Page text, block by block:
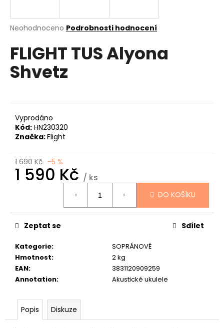
Průměrné
produktu
je
0,0
z
Neohodnoceno Podrobnosti hodnocení
FLIGHT TUS Alyona
Shvetz
Vyprodáno
Kód: HN230320
Značka:Flight
1 690 Kč –5 %
1 590 Kč / ks
DO KOŠÍKU
Kategorie:
SOPRÁNOVÉ
Hmotnost:
2 kg
EAN:
3831120909259
Annotation: Akustické ukulele
Zeptat se Sdílet
Popis Diskuze
j
t
?
D
o
u
č
e
m
e
SENCOR
LADIČKA